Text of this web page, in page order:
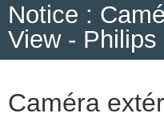
Notice :
View - Philips
Caméra